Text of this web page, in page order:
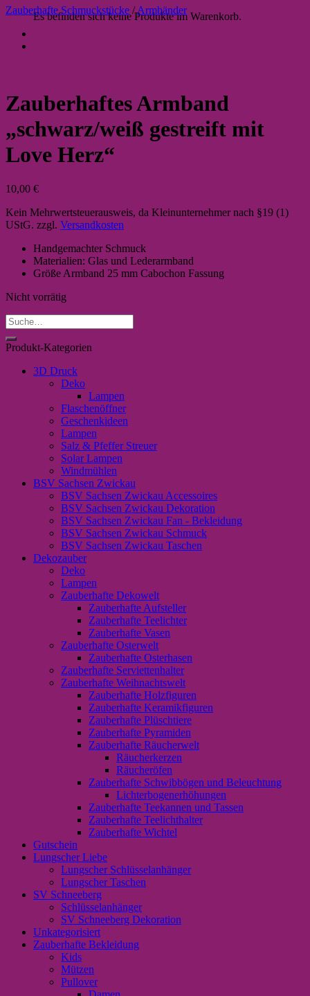
Es befinden sich keine Produkte im Warenkorb.
Zauberhafte Schmuckstücke /Armbänder
Zauberhaftes Armband
„schwarz/weiß gestreift mit
Love Herz“
10,00 €
Kein Mehrwertsteuerausweis, da Kleinunternehmer nach §19 (1)
UStG. zzgl. Versandkosten
Handgemachter Schmuck
Materialien: Glas und Lederarmband
Größe Armband 25 mm Cabochon Fassung
Nicht vorrätig
Suche
nach:
Produkt-Kategorien
3D Druck
Deko
Lampen
Flaschenöffner
Geschenkideen
Lampen
Salz & Pfeffer Streuer
Solar Lampen
Windmühlen
BSV Sachsen Zwickau
BSV Sachsen Zwickau Accessoires
BSV Sachsen Zwickau Dekoration
BSV Sachsen Zwickau Fan - Bekleidung
BSV Sachsen Zwickau Schmuck
BSV Sachsen Zwickau Taschen
Dekozauber
Deko
Lampen
Zauberhafte Dekowelt
Zauberhafte Aufsteller
Zauberhafte Teelichter
Zauberhafte Vasen
Zauberhafte Osterwelt
Zauberhafte Osterhasen
Zauberhafte Serviettenhalter
Zauberhafte Weihnachtswelt
Zauberhafte Holzfiguren
Zauberhafte Keramikfiguren
Zauberhafte Plüschtiere
Zauberhafte Pyramiden
Zauberhafte Räucherwelt
Räucherkerzen
Räucheröfen
Zauberhafte Schwibbögen und Beleuchtung
Lichterbogenerhöhungen
Zauberhafte Teekannen und Tassen
Zauberhafte Teelichthalter
Zauberhafte Wichtel
Gutschein
Lungscher Liebe
Lungscher Schlüsselanhänger
Lungscher Taschen
SV Schneeberg
Schlüsselanhänger
SV Schneeberg Dekoration
Unkategorisiert
Zauberhafte Bekleidung
Kids
Mützen
Pullover